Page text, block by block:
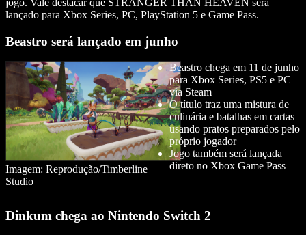
lançado para Xbox Series, PC, PlayStation 5 e Game Pass.
Beastro será lançado em junho
Imagem: Reprodução/Timberline
Studio
Beastro chega em 11 de junho
para Xbox Series, PS5 e PC
via Steam
O título traz uma mistura de
culinária e batalhas em cartas
usando pratos preparados pelo
próprio jogador
Jogo também será lançada
direto no Xbox Game Pass
Dinkum chega ao Nintendo Switch 2